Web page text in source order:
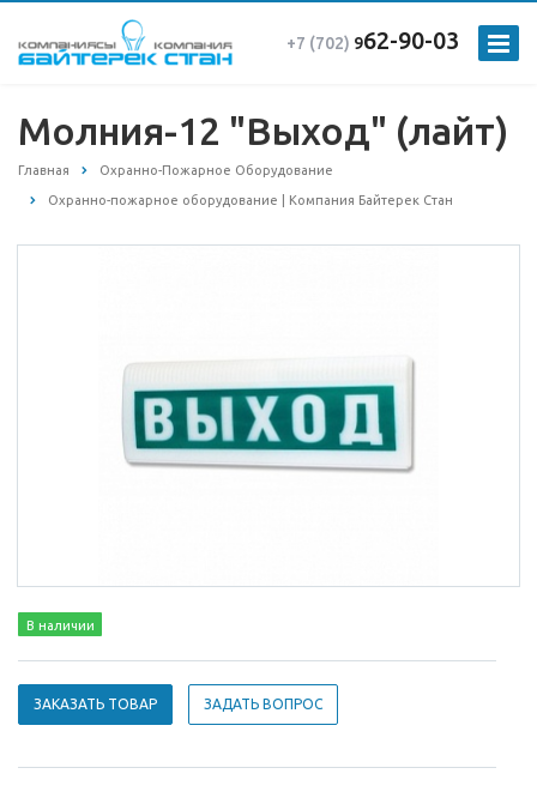
+7 (702) 962-90-03
Молния-12 "Выход" (лайт)
Главная Охранно-Пожарное Оборудование
Охранно-пожарное оборудование | Компания Байтерек Стан
В наличии
ЗАКАЗАТЬ ТОВАР ЗАДАТЬ ВОПРОС